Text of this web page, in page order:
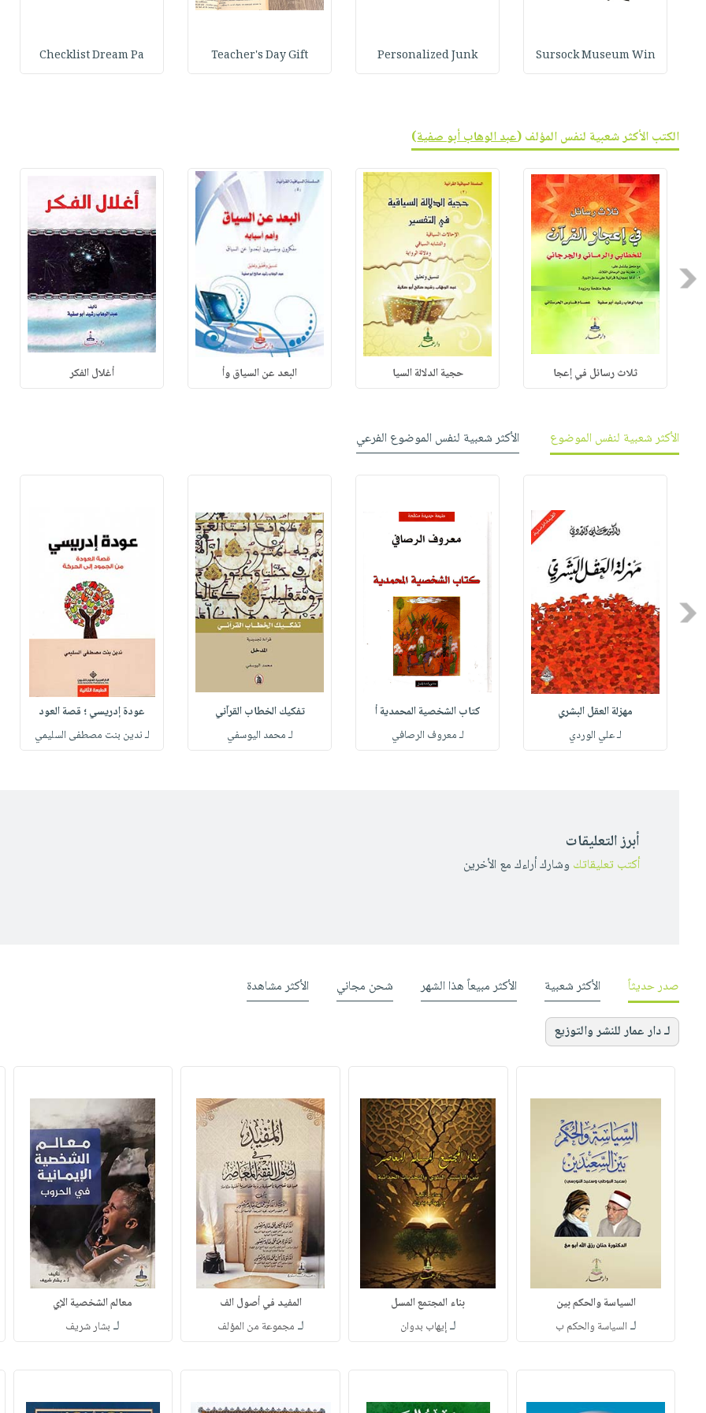
Sursock Museum Win
Personalized Junk
Teacher's Day Gift
Checklist Dream Pa
الكتب الأكثر شعبية لنفس المؤلف (عبد الوهاب أبو صفية)
Previous
ثلاث رسائل في إعجا حجية الدلالة السيا البعد عن السياق وأ أغلال الفكر
الأكثر شعبية لنفس الموضوع الأكثر شعبية لنفس الموضوع الفرعي
Previous
مهزلة العقل البشري
لـ علي الوردي
كتاب الشخصية المحمدية أ
لـ معروف الرصافي
تفكيك الخطاب القرآني
لـ محمد اليوسفي
عودة إدريسي ؛ قصة العود
لـ ندين بنت مصطفى السليمي
أبرز التعليقات
أكتب تعليقاتك وشارك أراءك مع الأخرين
صدر حديثاً الأكثر شعبية الأكثر مبيعاً هذا الشهر شحن مجاني الأكثر مشاهدة
لـ دار عمار للنشر والتوزيع
السياسة والحكم بين
لـ السياسة والحكم ب
بناء المجتمع المسل
لـإيهاب بدوان
المفيد في أصول الف
لـ مجموعة من المؤلف
معالم الشخصية الإي
لـ بشار شريف